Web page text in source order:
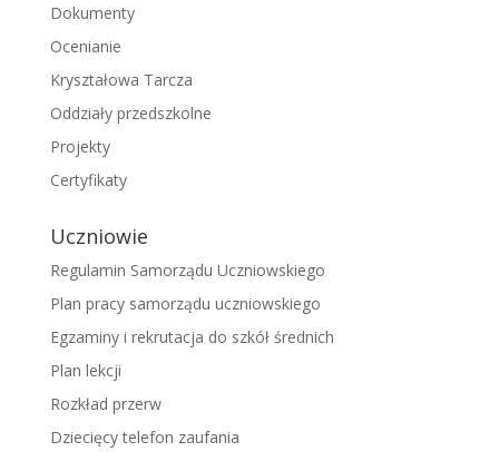
Dokumenty
Ocenianie
Kryształowa Tarcza
Oddziały przedszkolne
Projekty
Certyfikaty
Uczniowie
Regulamin Samorządu Uczniowskiego
Plan pracy samorządu uczniowskiego
Egzaminy i rekrutacja do szkół średnich
Plan lekcji
Rozkład przerw
Dziecięcy telefon zaufania